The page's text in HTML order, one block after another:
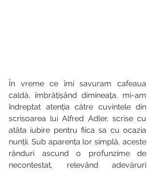
În vreme ce îmi savuram cafeaua
caldă, îmbrățișând dimineața, mi-am
îndreptat atenția către cuvintele din
scrisoarea lui Alfred Adler, scrise cu
atâta iubire pentru fiica sa cu ocazia
nunții. Sub aparența lor simplă, aceste
rânduri ascund o profunzime de
necontestat, relevând adevăruri